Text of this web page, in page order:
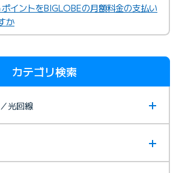
イントをBIGLOBEの月額料金の支払い
か
カテゴリ検索
光回線